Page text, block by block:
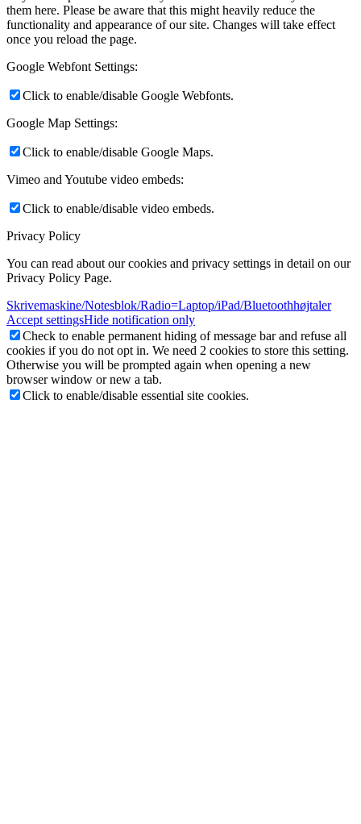
them here. Please be aware that this might heavily reduce the
functionality and appearance of our site. Changes will take effect
once you reload the page.
Google Webfont Settings:
Click to enable/disable Google Webfonts.
Google Map Settings:
Click to enable/disable Google Maps.
Vimeo and Youtube video embeds:
Click to enable/disable video embeds.
Privacy Policy
You can read about our cookies and privacy settings in detail on our
Privacy Policy Page.
Skrivemaskine/Notesblok/Radio=Laptop/iPad/Bluetoothhøjtaler
Accept settingsHide notification only
Check to enable permanent hiding of message bar and refuse all
cookies if you do not opt in. We need 2 cookies to store this setting.
Otherwise you will be prompted again when opening a new
browser window or new a tab.
Click to enable/disable essential site cookies.